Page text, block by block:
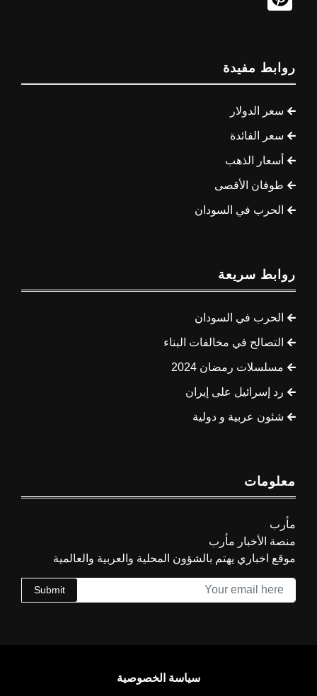
روابط مفيدة
سعر الدولار
سعر الفائدة
أسعار الذهب
طوفان الأقصى
الحرب في السودان
روابط سريعة
الحرب في السودان
التصالح في مخالفات البناء
مسلسلات رمضان 2024
رد إسرائيل على إيران
شئون عربية و دولية
معلومات
مأرب
منصة الأخبار مأرب
موقع اخباري يهتم بالشؤون المحلية والعربية والعالمية
Submit
سياسة الخصوصية